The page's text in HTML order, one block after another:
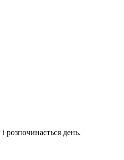
розпочинається день.